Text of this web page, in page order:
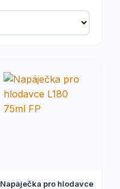
Napáječka pro hlodavce